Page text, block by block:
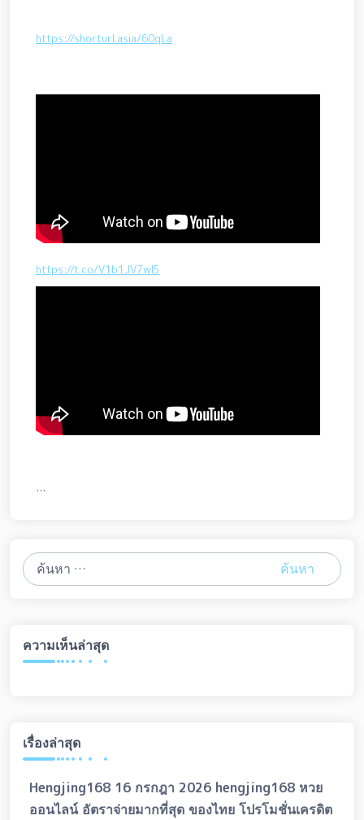
https://shorturl.asia/60qLa
https://t.co/V1b1JV7wI5
…
ค้นหา
สำหรับ:
ความเห็นล่าสุด
เรื่องล่าสุด
Hengjing168 16 กรกฎา 2026 hengjing168 หวย
ออนไลน์ อัตราจ่ายมากที่สุด ของไทย โปรโมชั่นเครดิต